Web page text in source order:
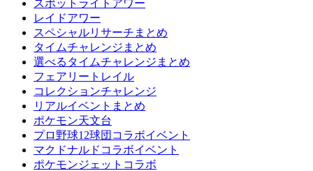
スポットライトアワー
レイドアワー
スペシャルリサーチまとめ
タイムチャレンジまとめ
選べるタイムチャレンジまとめ
フェアリートレイル
コレクションチャレンジ
リアルイベントまとめ
ポケモン天文台
プロ野球12球団コラボイベント
マクドナルドコラボイベント
ポケモンジェットコラボ